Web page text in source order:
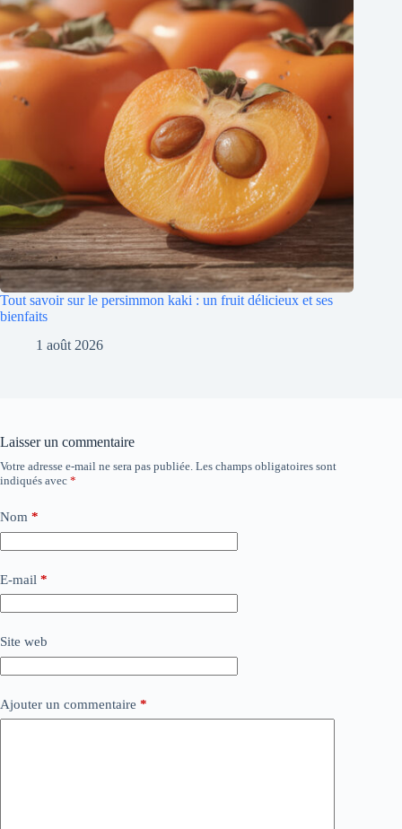
Tout savoir sur le persimmon kaki : un fruit délicieux et ses
bienfaits
1 août 2026
Laisser un commentaire
Votre adresse e-mail ne sera pas publiée. Les champs obligatoires sont
indiqués avec *
Nom *
E-mail *
Site web
Ajouter un commentaire *